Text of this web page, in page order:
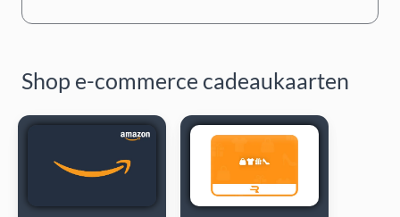
Shop e-commerce cadeaukaarten